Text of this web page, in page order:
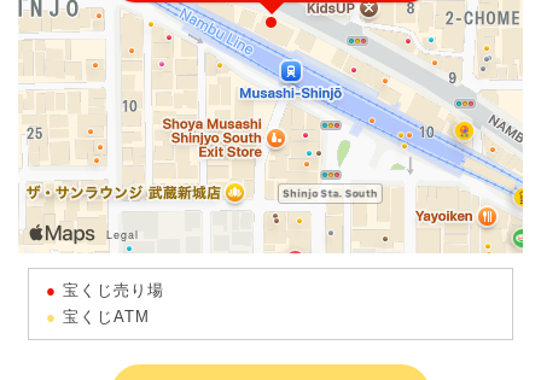
宝くじ売り場
宝くじATM